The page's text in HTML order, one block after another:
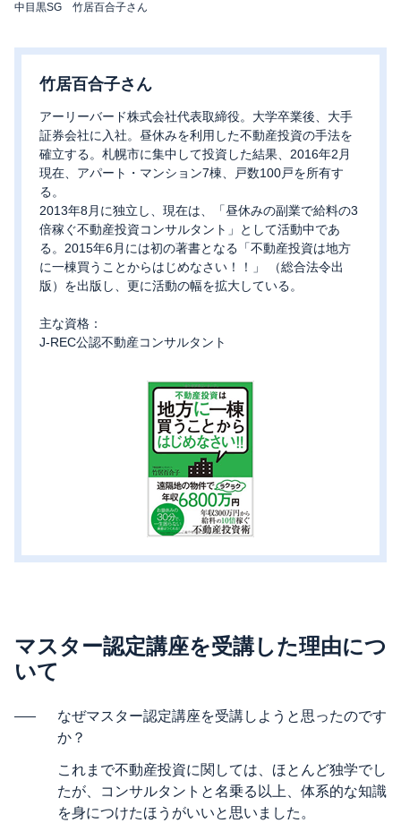
中目黒SG 竹居百合子さん
竹居百合子さん
アーリーバード株式会社代表取締役。大学卒業後、大手
証券会社に入社。昼休みを利用した不動産投資の手法を
確立する。札幌市に集中して投資した結果、2016年2月
現在、アパート・マンション7棟、戸数100戸を所有す
る。
2013年8月に独立し、現在は、「昼休みの副業で給料の3
倍稼ぐ不動産投資コンサルタント」として活動中であ
る。2015年6月には初の著書となる「不動産投資は地方
に一棟買うことからはじめなさい！！」 （総合法令出
版）を出版し、更に活動の幅を拡大している。
主な資格：
J-REC公認不動産コンサルタント
マスター認定講座を受講した理由につ
いて
なぜマスター認定講座を受講しようと思ったのです
か？
これまで不動産投資に関しては、ほとんど独学でし
たが、コンサルタントと名乗る以上、体系的な知識
を身につけたほうがいいと思いました。